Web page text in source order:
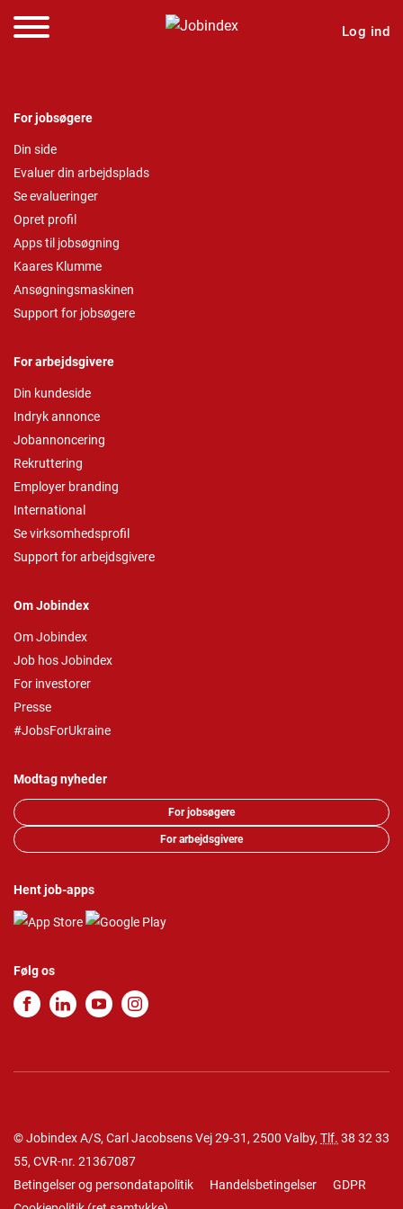
Log ind
For jobsøgere
Din side
Evaluer din arbejdsplads
Se evalueringer
Opret profil
Apps til jobsøgning
Kaares Klumme
Ansøgningsmaskinen
Support for jobsøgere
For arbejdsgivere
Din kundeside
Indryk annonce
Jobannoncering
Rekruttering
Employer branding
International
Se virksomhedsprofil
Support for arbejdsgivere
Om Jobindex
Om Jobindex
Job hos Jobindex
For investorer
Presse
#JobsForUkraine
Modtag nyheder
For jobsøgere
For arbejdsgivere
Hent job-apps
Følg os
© Jobindex A/S, Carl Jacobsens Vej 29-31, 2500 Valby, Tlf. 38 32 33
55, CVR-nr. 21367087
Betingelser og persondatapolitik
Handelsbetingelser
GDPR